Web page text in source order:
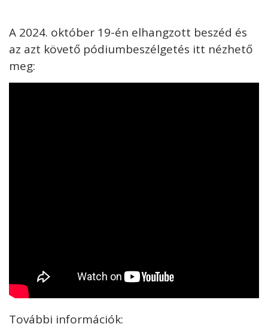
A 2024. október 19-én elhangzott beszéd és
az azt követő pódiumbeszélgetés itt nézhető
meg:
További információk: